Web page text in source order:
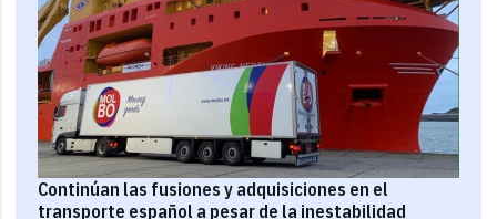
Continúan las fusiones y adquisiciones en el
transporte español a pesar de la inestabilidad